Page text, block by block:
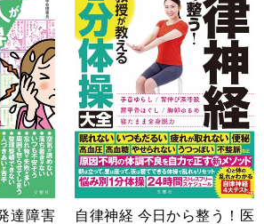
達障害
自律神経 今日から整う！医